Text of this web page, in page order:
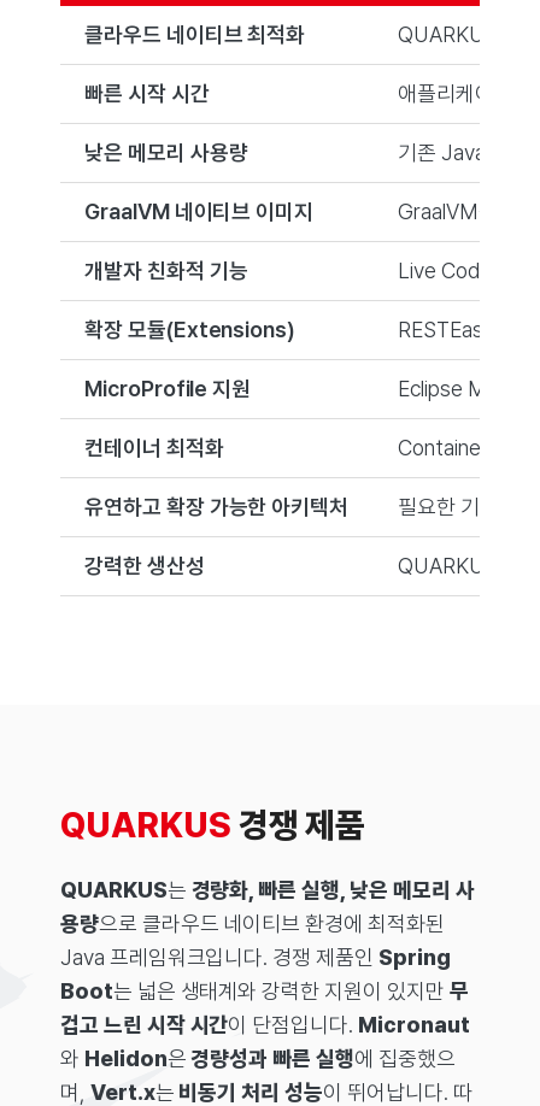
클라우드 네이티브 최적화 QUARKUS는
빠른 시작 시간 애플리케이션이
낮은 메모리 사용량 기존 Java 프레
GraalVM 네이티브 이미지 GraalVM을 사
개발자 친화적 기능 Live Coding(실
확장 모듈(Extensions) RESTEasy,
MicroProfile 지원 Eclipse
컨테이너 최적화 Container First
유연하고 확장 가능한 아키텍처 필요한 기능만
강력한 생산성 QUARKUS는
QUARKUS 경쟁 제품
QUARKUS는 경량화, 빠른 실행, 낮은 메모리 사
용량으로 클라우드 네이티브 환경에 최적화된
Java 프레임워크입니다. 경쟁 제품인 Spring
Boot는 넓은 생태계와 강력한 지원이 있지만 무
겁고 느린 시작 시간이 단점입니다. Micronaut
와 Helidon은경량성과 빠른 실행에 집중했으
며, Vert.x는 비동기 처리 성능이 뛰어납니다. 따